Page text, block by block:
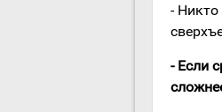
- Никто
- Если